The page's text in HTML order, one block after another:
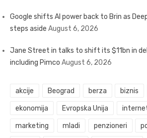
Google shifts AI power back to Brin as
steps aside August 6, 2026
Jane Street in talks to shift its $11bn in
including Pimco August 6, 2026
akcije Beograd berza biznis
ekonomija Evropska Unija
marketing mladi penzioneri